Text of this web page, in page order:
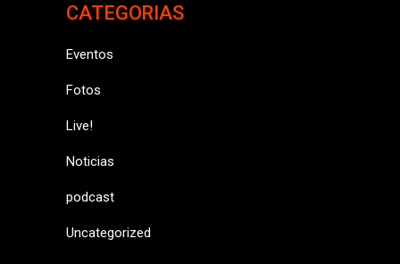
CATEGORIAS
Eventos
Fotos
Live!
Noticias
podcast
Uncategorized